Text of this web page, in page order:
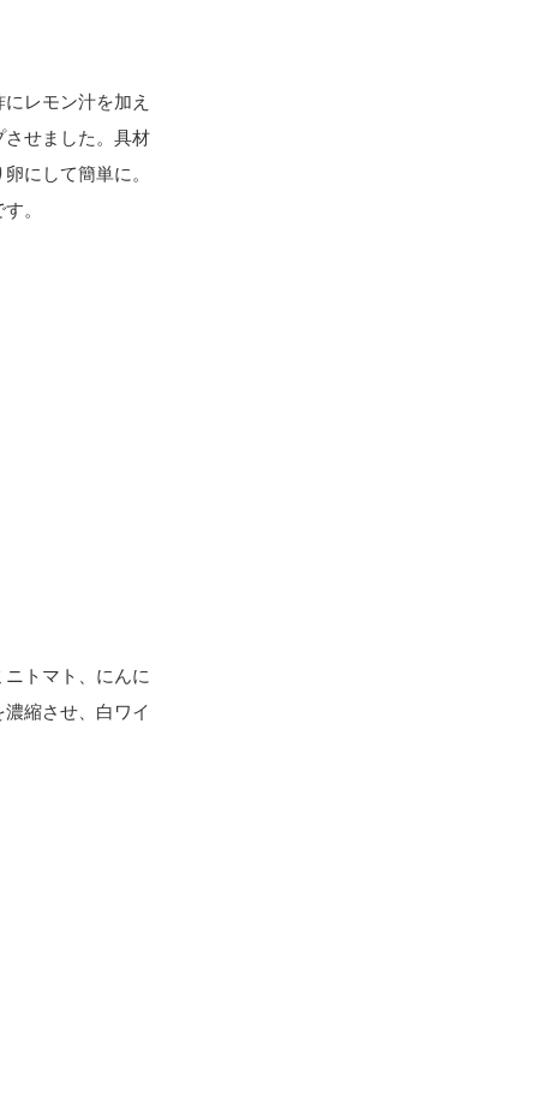
レモン汁を加え
せました。具材
にして簡単に。
。
トマト、にんに
縮させ、白ワイ